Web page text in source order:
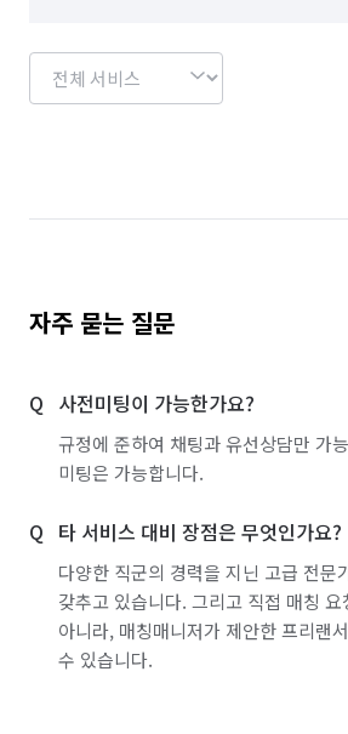
자주 묻는 질문
사전미팅이 가능한가요?
규정에 준하여 채팅과 유선상담만 가
미팅은 가능합니다.
타 서비스 대비 장점은 무엇인가요?
다양한 직군의 경력을 지닌 고급 전문
갖추고 있습니다. 그리고 직접 매칭
아니라, 매칭매니저가 제안한 프리랜
수 있습니다.